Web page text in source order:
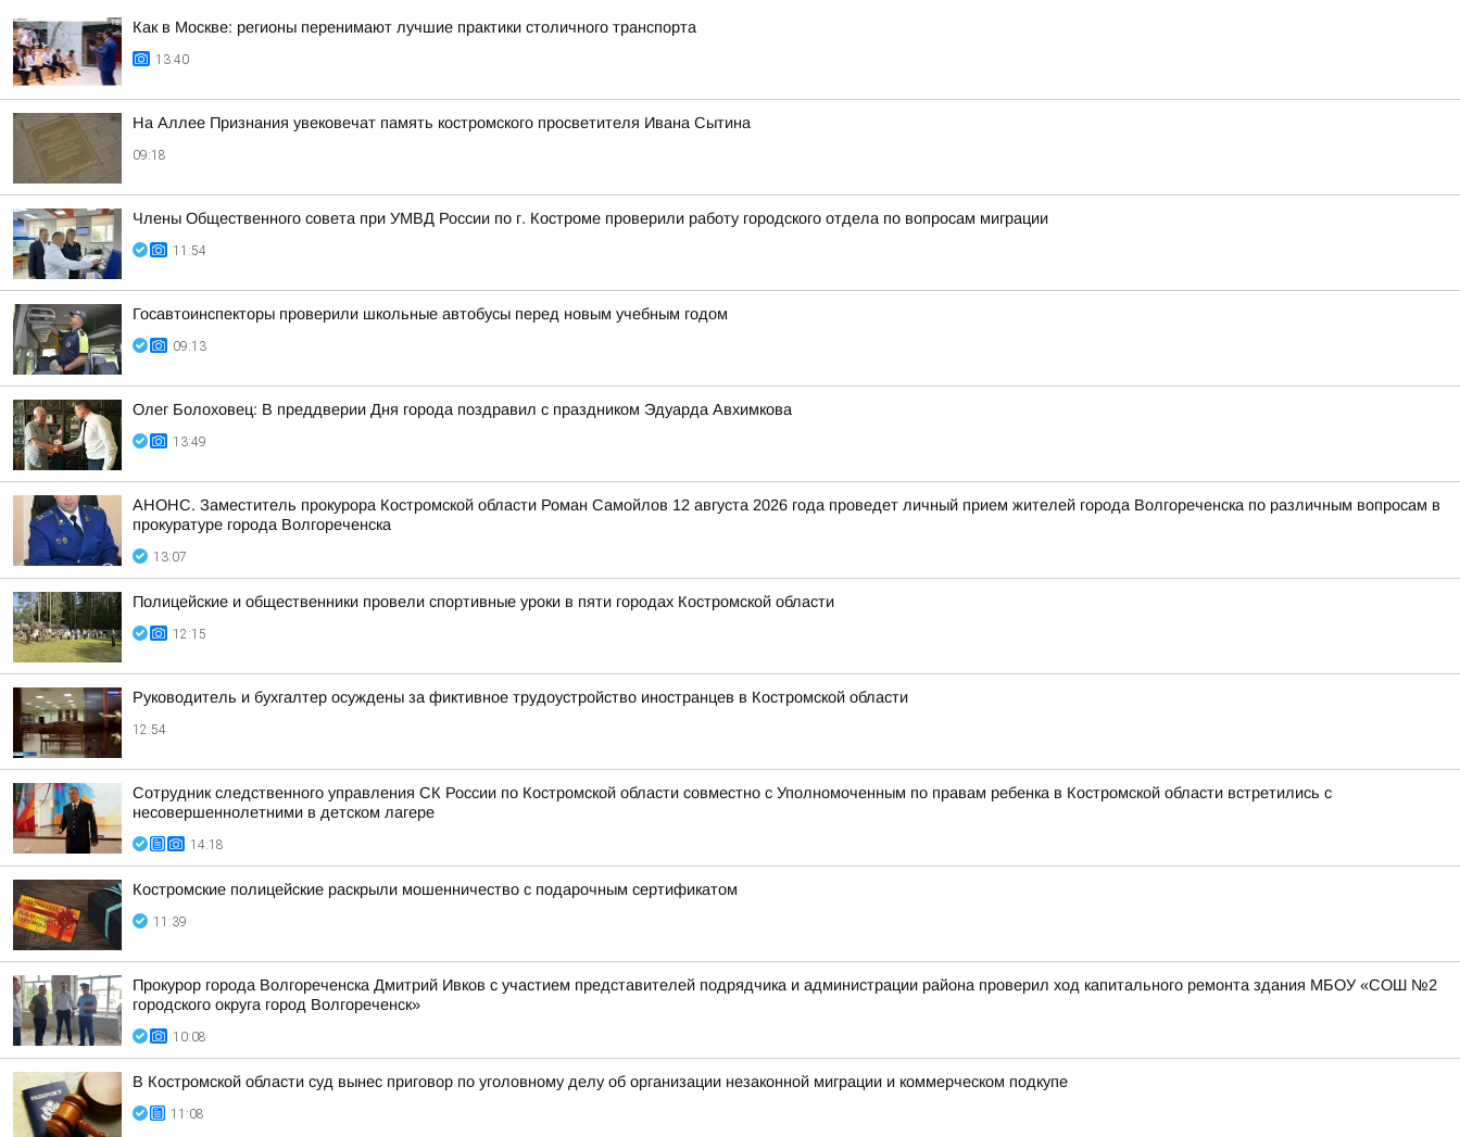
Как в Москве: регионы перенимают лучшие практики столичного транспорта
13:40
На Аллее Признания увековечат память костромского просветителя Ивана Сытина
09:18
Члены Общественного совета при УМВД России по г. Костроме проверили работу городского отдела по вопросам миграции
11:54
Госавтоинспекторы проверили школьные автобусы перед новым учебным годом
09:13
Олег Болоховец: В преддверии Дня города поздравил с праздником Эдуарда Авхимкова
13:49
АНОНС. Заместитель прокурора Костромской области Роман Самойлов 12 августа 2026 года проведет личный прием жителей города Волгореченска по различным вопросам в
прокуратуре города Волгореченска
13:07
Полицейские и общественники провели спортивные уроки в пяти городах Костромской области
12:15
Руководитель и бухгалтер осуждены за фиктивное трудоустройство иностранцев в Костромской области
12:54
Сотрудник следственного управления СК России по Костромской области совместно с Уполномоченным по правам ребенка в Костромской области встретились с
несовершеннолетними в детском лагере
14:18
Костромские полицейские раскрыли мошенничество с подарочным сертификатом
11:39
Прокурор города Волгореченска Дмитрий Ивков с участием представителей подрядчика и администрации района проверил ход капитального ремонта здания МБОУ «СОШ №2
городского округа город Волгореченск»
10:08
В Костромской области суд вынес приговор по уголовному делу об организации незаконной миграции и коммерческом подкупе
11:08